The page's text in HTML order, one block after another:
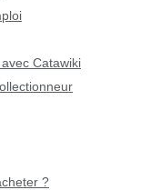
Catawiki
?